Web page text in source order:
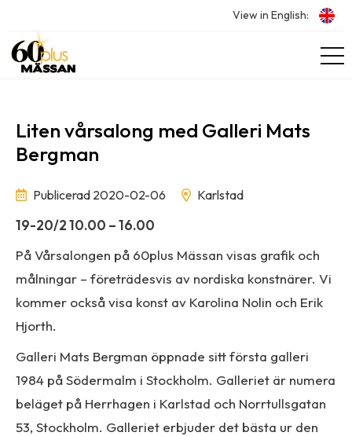
View in English:
Liten vårsalong med Galleri Mats
Bergman
Publicerad 2020-02-06 Karlstad
19-20/2 10.00 – 16.00
På Vårsalongen på 60plus Mässan visas grafik och
målningar – företrädesvis av nordiska konstnärer. Vi
kommer också visa konst av Karolina Nolin och Erik
Hjorth.
Galleri Mats Bergman öppnade sitt första galleri
1984 på Södermalm i Stockholm. Galleriet är numera
beläget på Herrhagen i Karlstad och Norrtullsgatan
53, Stockholm. Galleriet erbjuder det bästa ur den